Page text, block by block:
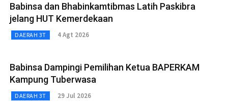
Babinsa dan Bhabinkamtibmas Latih Paskibra
jelang HUT Kemerdekaan
DAERAH 3T 4 Agt 2026
Babinsa Dampingi Pemilihan Ketua BAPERKAM
Kampung Tuberwasa
DAERAH 3T 29 Jul 2026